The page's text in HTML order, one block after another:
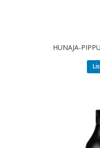
HUNAJA-